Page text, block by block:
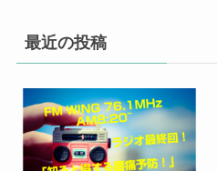
最近の投稿